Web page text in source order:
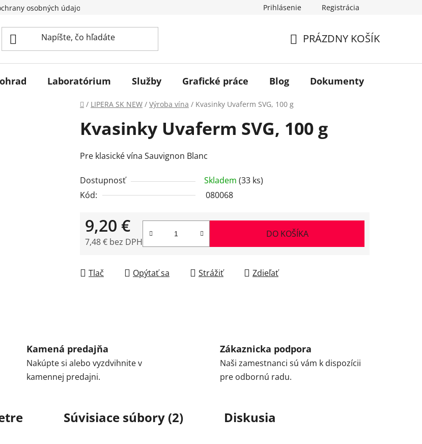
osobných údajov Prihlásenie Registrácia
KOŠÍK
PRÁZDNY KOŠÍK
Laboratórium Služby Grafické práce Blog Dokumenty
Domov
/ LIPERA SK NEW / Výroba vína / Kvasinky Uvaferm SVG, 100 g
Kvasinky Uvaferm SVG, 100 g
Pre klasické vína Sauvignon Blanc
Dostupnosť Skladem (33 ks)
Kód:
080068
9,20 €
7,48 € bez DPH
DO KOŠÍKA
Tlač Opýtať sa Strážiť Zdieľať
Kamená predajňa
Nakúpte si alebo vyzdvihnite v
kamennej predajni.
Zákaznicka podpora
Naši zamestnanci sú vám k dispozícii
pre odbornú radu.
Súvisiace súbory (2) Diskusia